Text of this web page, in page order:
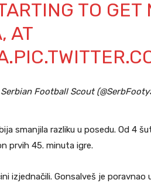
TO GET
AT
Football Scout
smanjila razliku u posedu. Od 4
prvih 45. minuta igre.
izjednačili. Gonsalveš je poravnao